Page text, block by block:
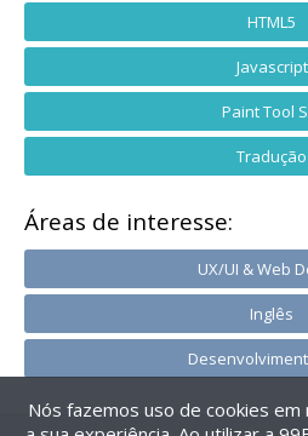
HTML5
Javascript
Paint Tool
Tradução
Áreas de interesse:
UX/UI & Web
Inglês
Nós fazemos uso de cookies